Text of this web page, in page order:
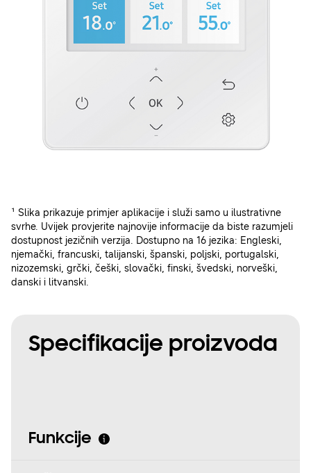
¹ Slika prikazuje primjer aplikacije i služi samo u ilustrativne
svrhe. Uvijek provjerite najnovije informacije da biste razumjeli
dostupnost jezičnih verzija. Dostupno na 16 jezika: Engleski,
njemački, francuski, talijanski, španski, poljski, portugalski,
nizozemski, grčki, češki, slovački, finski, švedski, norveški,
danski i litvanski.
Specifikacije proizvoda
Funkcije